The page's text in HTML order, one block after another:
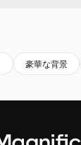
豪華な背景